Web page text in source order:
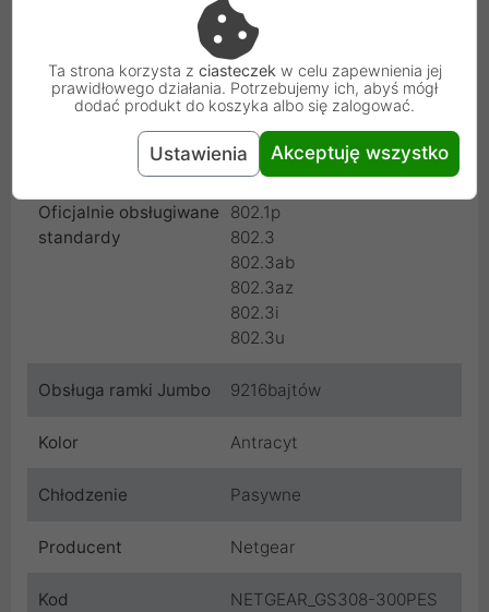
128 kB
Wymiary 158 x 101 x 29mm
0.38 kg
Oficjalnie obsługiwane
standardy
802.1p
802.3
802.3ab
802.3az
802.3i
802.3u
Obsługa ramki Jumbo 9216bajtów
Kolor Antracyt
Chłodzenie Pasywne
Producent Netgear
Kod NETGEAR_GS308-300PES
Ta strona korzysta z ciasteczek w celu zapewnienia jej
prawidłowego działania. Potrzebujemy ich, abyś mógł
dodać produkt do koszyka albo się zalogować.
Ustawienia Akceptuję wszystko